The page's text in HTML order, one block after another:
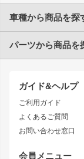
ガイド&ヘルプ
ご利用ガイド
よくあるご質問
お問い合わせ窓口
会員メニュー
車種から商品を探
トヨタ
JZX90 CHASER
JZX110 MARK II
JZX100 MARK II
JZX90 MARK II
パーツから商品を
エアロシリーズ
ドリフトライン
風神
雷神